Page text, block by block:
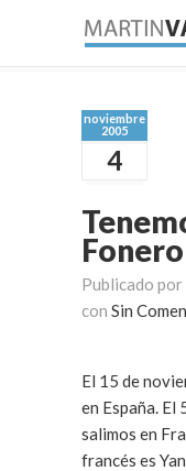
noviembre
2005
4
Publicado por
con Sin
El 15 de
en
salimos en Francia. Nuestro
francés es